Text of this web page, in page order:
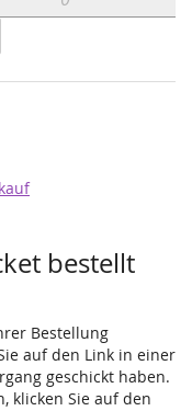
bestellt
Bestellung
auf den Link in einer
geschickt haben.
klicken Sie auf den